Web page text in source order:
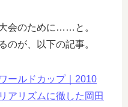
会のために……と。
が、以下の記事。
ールドカップ｜2010
アリズムに徹した岡田